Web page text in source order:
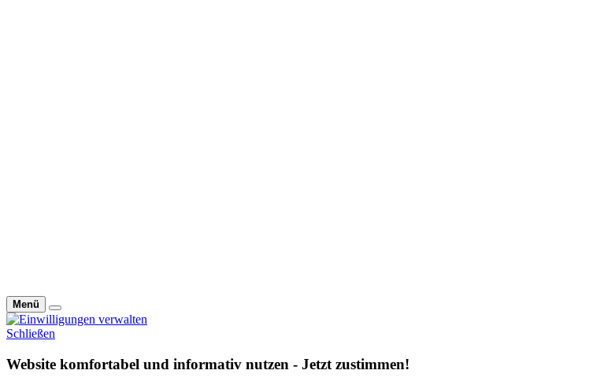
Menü
Schließen
Website komfortabel und informativ nutzen - Jetzt zustimmen!